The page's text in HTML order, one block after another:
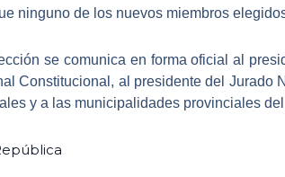
ninguno de los nuevos miembros
se comunica en forma oficial al
Constitucional , al presidente del Jurado
y a las municipalidades provinciales